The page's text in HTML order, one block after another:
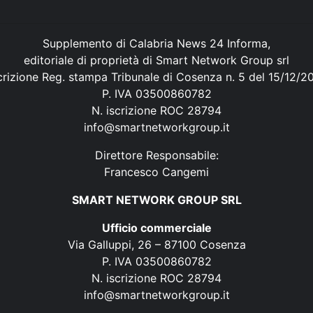
Supplemento di Calabria News 24 Informa,
editoriale di proprietà di Smart Network Group srl
Reg. stampa Tribunale di Cosenza n. 5 del 15/12/
P. IVA 03500860782
N. iscrizione ROC 28794
info@smartnetworkgroup.it
Direttore Responsabile:
Francesco Cangemi
SMART NETWORK GROUP SRL
Ufficio commerciale
Via Galluppi, 26 – 87100 Cosenza
P. IVA 03500860782
N. iscrizione ROC 28794
info@smartnetworkgroup.it